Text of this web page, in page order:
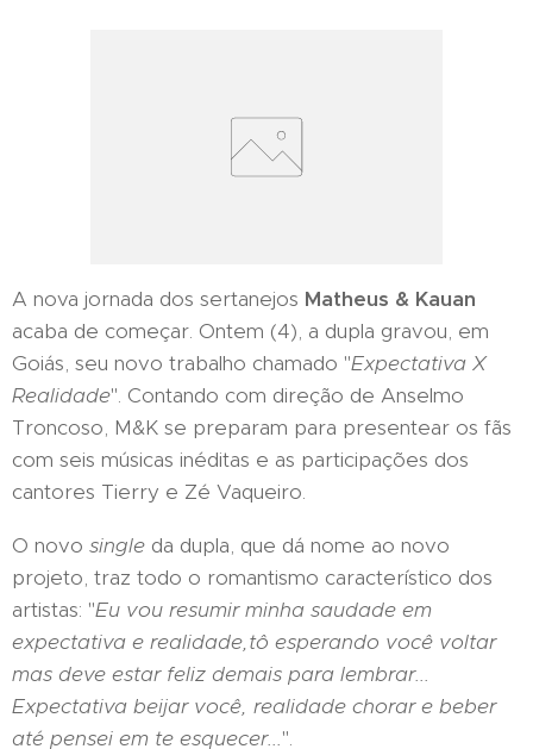
A nova jornada dos sertanejos Matheus & Kauan
acaba de começar. Ontem (4), a dupla gravou, em
Goiás, seu novo trabalho chamado "Expectativa X
Realidade". Contando com direção de Anselmo
Troncoso, M&K se preparam para presentear os fãs
com seis músicas inéditas e as participações dos
cantores Tierry e Zé Vaqueiro.
O novo single da dupla, que dá nome ao novo
projeto, traz todo o romantismo característico dos
artistas: "Eu vou resumir minha saudade em
expectativa e realidade,tô esperando você voltar
mas deve estar feliz demais para lembrar...
Expectativa beijar você, realidade chorar e beber
até pensei em te esquecer...".